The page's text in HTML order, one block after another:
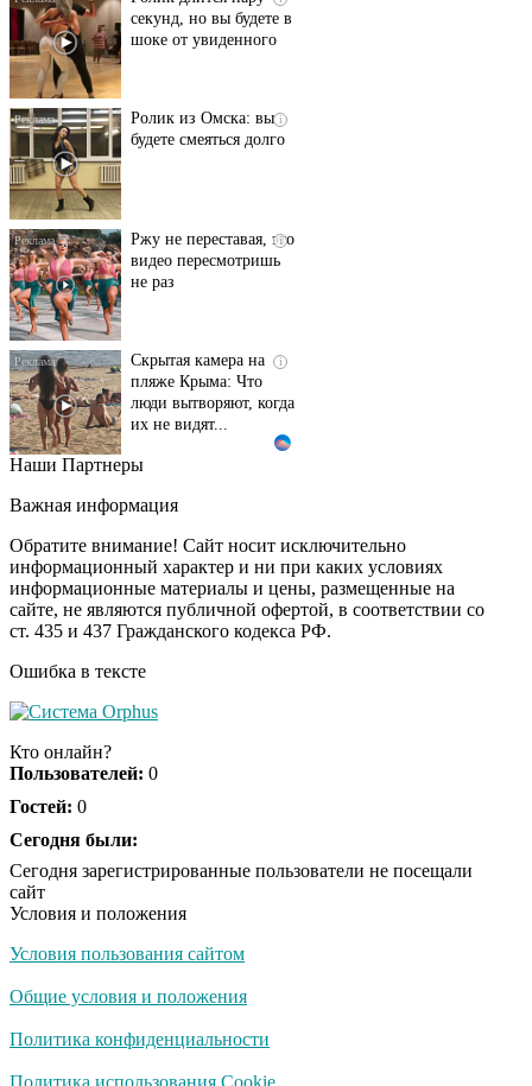
секунд, но вы будете в
шоке от увиденного
i
Ролик из Омска: вы
будете смеяться долго
i
Ржу не переставая, это
видео пересмотришь
не раз
i
Скрытая камера на
пляже Крыма: Что
люди вытворяют, когда
их не видят...
Ролик длится
смеяться вы будете
i
Королева вагона
отожгла! Видео не
оставит равнодушным
Экс-бойфренд дочери
Наши Партнеры
Важная информация
Обратите внимание! Сайт носит исключительно
информационный характер и ни при каких условиях
информационные материалы и цены, размещенные на
сайте, не являются публичной офертой, в соответствии со
ст. 435 и 437 Гражданского кодекса РФ.
Ошибка в тексте
Кто онлайн?
Пользователей: 0
Гостей: 0
Сегодня были:
Сегодня зарегистрированные пользователи не посещали
сайт
Условия и положения
Условия пользования сайтом
Общие условия и положения
Политика конфиденциальности
Политика использования Cookie